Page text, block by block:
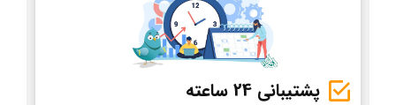
پشتیبانی 24 ساعته